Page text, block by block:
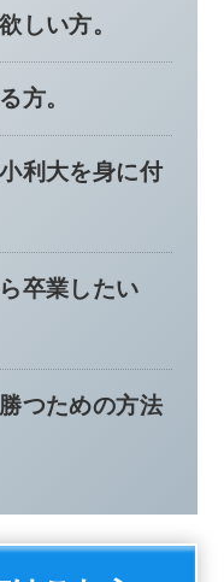
しい方。
方。
利大を身に付
卒業したい
つための方法